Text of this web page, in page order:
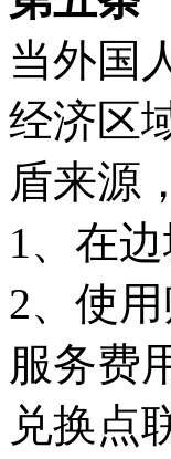
当外国
经济区
盾来源
1、在
2、使
服务费
兑换点